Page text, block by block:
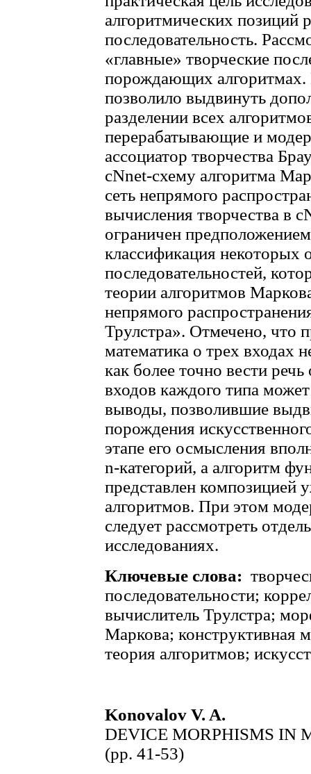
алгоритмических позиций
последовательность.
«главные» творческие
порождающих алгоритмах.
позволило выдвинуть
разделении всех
перерабатывающие и
ассоциатор творчества
cNnet-схему алгоритма
сеть непрямого
вычисления творчества в
ограничен
классификация некоторых
последовательностей,
теории алгоритмов
непрямого
Трулстра». Отмечено, что
математика о трех входах
как более точно вести
входов каждого типа
выводы, позволившие
порождения
этапе его осмысления
n-категорий, а алгоритм
представлен композицией
алгоритмов. При этом
следует рассмотреть
исследованиях.
Ключевые слова:
последовательности;
вычислитель Трулстра;
Маркова; конструктивная
теория алгоритмов;
Konovalov V. A.
DEVICE MORPHISMS IN
(pp. 41-53)